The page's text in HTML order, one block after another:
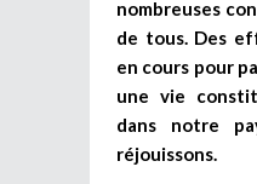
nombreuses
de tous. Des
en cours pour
une vie
dans notre
réjouissons.